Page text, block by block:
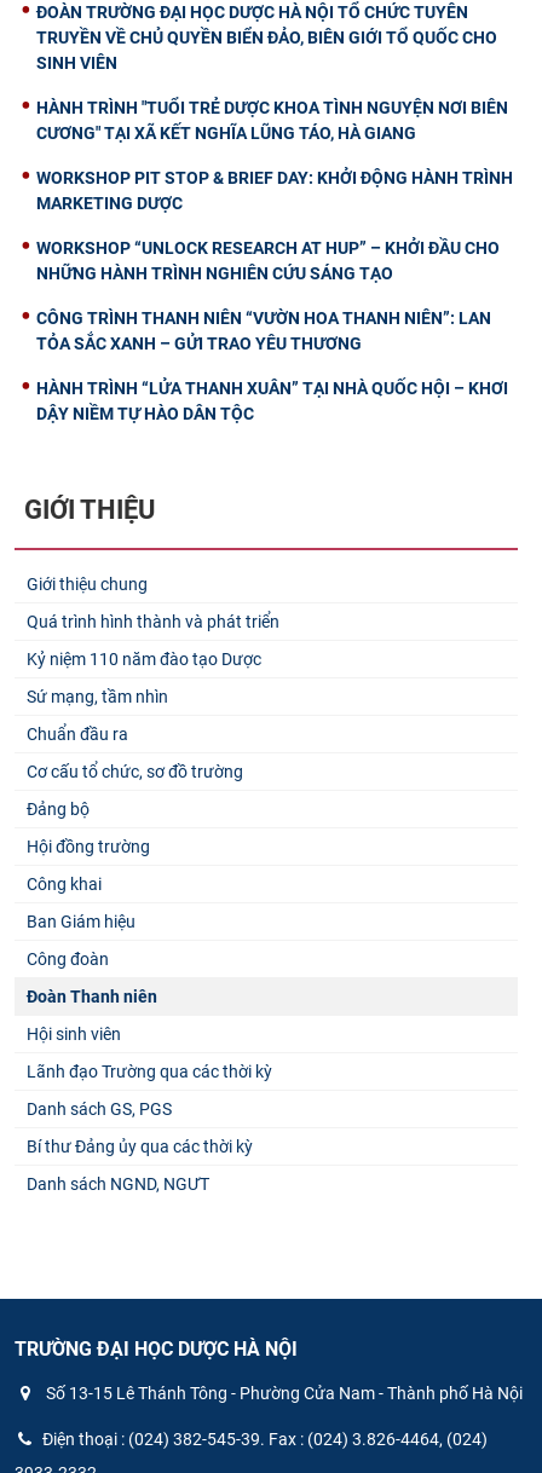
ĐOÀN TRƯỜNG ĐẠI HỌC DƯỢC HÀ NỘI TỔ CHỨC TUYÊN
TRUYỀN VỀ CHỦ QUYỀN BIỂN ĐẢO, BIÊN GIỚI TỔ QUỐC CHO
SINH VIÊN
HÀNH TRÌNH "TUỔI TRẺ DƯỢC KHOA TÌNH NGUYỆN NƠI BIÊN
CƯƠNG" TẠI XÃ KẾT NGHĨA LŨNG TÁO, HÀ GIANG
WORKSHOP PIT STOP & BRIEF DAY: KHỞI ĐỘNG HÀNH TRÌNH
MARKETING DƯỢC
WORKSHOP “UNLOCK RESEARCH AT HUP” – KHỞI ĐẦU CHO
NHỮNG HÀNH TRÌNH NGHIÊN CỨU SÁNG TẠO
CÔNG TRÌNH THANH NIÊN “VƯỜN HOA THANH NIÊN”: LAN
TỎA SẮC XANH – GỬI TRAO YÊU THƯƠNG
HÀNH TRÌNH “LỬA THANH XUÂN” TẠI NHÀ QUỐC HỘI – KHƠI
DẬY NIỀM TỰ HÀO DÂN TỘC
GIỚI THIỆU
Giới thiệu chung
Quá trình hình thành và phát triển
Kỷ niệm 110 năm đào tạo Dược
Sứ mạng, tầm nhìn
Chuẩn đầu ra
Cơ cấu tổ chức, sơ đồ trường
Đảng bộ
Hội đồng trường
Công khai
Ban Giám hiệu
Công đoàn
Đoàn Thanh niên
Hội sinh viên
Lãnh đạo Trường qua các thời kỳ
Danh sách GS, PGS
Bí thư Đảng ủy qua các thời kỳ
Danh sách NGND, NGƯT
TRƯỜNG ĐẠI HỌC DƯỢC HÀ NỘI
Số 13-15 Lê Thánh Tông - Phường Cửa Nam - Thành phố Hà Nội
Điện thoại : (024) 382-545-39. Fax : (024) 3.826-4464, (024)